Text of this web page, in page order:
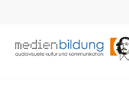
Audiovisuelle Kultur und